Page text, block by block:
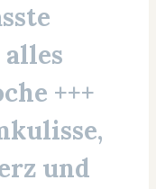
alles
+++
,
und